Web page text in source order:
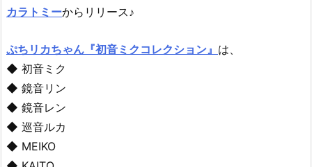
カラトミーからリリース♪
ぷちリカちゃん『初音ミクコレクション』 は、
◆ 初音ミク
◆ 鏡音リン
◆ 鏡音レン
◆ 巡音ルカ
◆ MEIKO